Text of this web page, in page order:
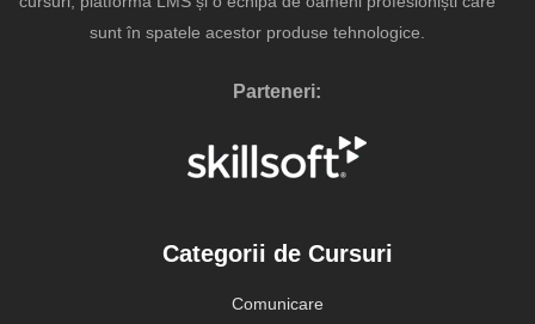
sunt în spatele acestor produse tehnologice.
Parteneri:
Categorii de Cursuri
Comunicare